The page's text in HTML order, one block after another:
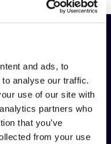
and ads, to
analyse our traffic.
use of our site with
partners who
that you’ve
from your use
boletín